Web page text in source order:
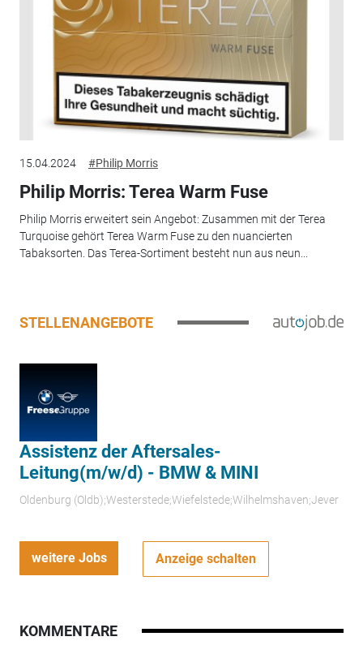
15.04.2024 #Philip Morris
Philip Morris: Terea Warm Fuse
Philip Morris erweitert sein Angebot: Zusammen mit der Terea
Turquoise gehört Terea Warm Fuse zu den nuancierten
Tabaksorten. Das Terea-Sortiment besteht nun aus neun...
STELLENANGEBOTE
Assistenz der Aftersales-
Leitung(m/w/d) - BMW & MINI
Oldenburg (Oldb);Westerstede;Wiefelstede;Wilhelmshaven;Jever
weitere Jobs Anzeige schalten
KOMMENTARE